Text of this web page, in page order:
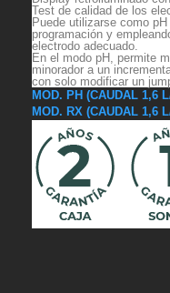
Test de calidad de los
Puede utilizarse como
programación y
electrodo adecuado.
En el modo pH, permite
minorador a un
con solo modificar un
MOD. PH (CAUDAL 1,6
MOD. RX (CAUDAL 1,6